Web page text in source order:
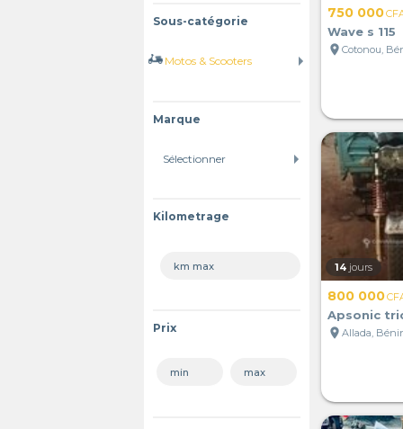
Sous-catégorie
Marque
Kilometrage
Prix
750 000
Wave s 115
location_on Cotonou,
14 jours
800 000
Apsonic
location_on Allada,